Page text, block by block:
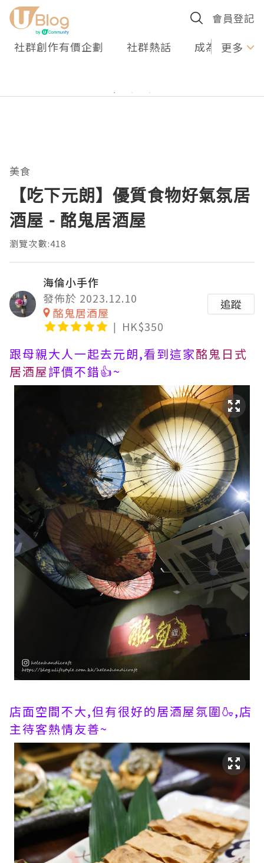
會員登記
社群創作有價企劃 社群熱話 成為U更多
美食
【吃下元朗】優質食物好氣氛居
酒屋 - 酩鬼居酒屋
瀏覽次數:418
海倫小手作
發佈於 2023.12.10
酩鬼居酒屋
HK$350
追蹤
跟母親大人一起去元朗,看到這家酩鬼日式
居酒屋評價不錯👍~
店面空間不大,但有很好的居酒屋氛圍🍶,店
主待客熱情友善~